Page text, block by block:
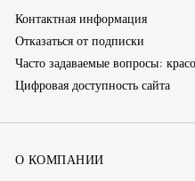
Контактная информация
Отказаться от подписки
Часто задаваемые вопросы:
Цифровая доступность сайта
О КОМПАНИИ